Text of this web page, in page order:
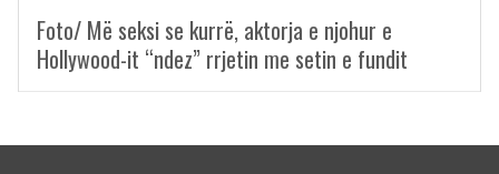
Foto/ Më seksi se kurrë, aktorja e njohur e
Hollywood-it “ndez” rrjetin me setin e fundit